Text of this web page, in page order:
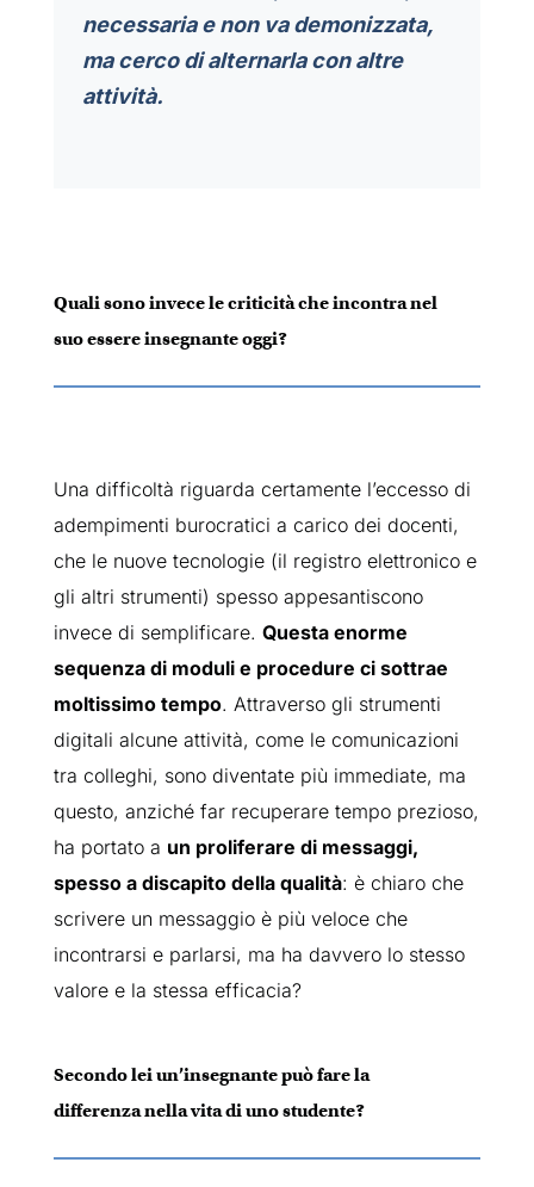
necessaria e non va demonizzata,
ma cerco di alternarla con altre
attività.
Quali sono invece le criticità che incontra nel
suo essere insegnante oggi?
Una difficoltà riguarda certamente l’eccesso di
adempimenti burocratici a carico dei docenti,
che le nuove tecnologie (il registro elettronico e
gli altri strumenti) spesso appesantiscono
invece di semplificare. Questa enorme
sequenza di moduli e procedure ci sottrae
moltissimo tempo. Attraverso gli strumenti
digitali alcune attività, come le comunicazioni
tra colleghi, sono diventate più immediate, ma
questo, anziché far recuperare tempo prezioso,
ha portato a un proliferare di messaggi,
spesso a discapito della qualità: è chiaro che
scrivere un messaggio è più veloce che
incontrarsi e parlarsi, ma ha davvero lo stesso
valore e la stessa efficacia?
Secondo lei un’insegnante può fare la
differenza nella vita di uno studente?